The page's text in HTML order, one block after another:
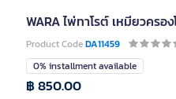
WARA ไพ่ทาโรต์ เหมียวคร
Product CodeDA11459
0% installment available
฿ 850.00